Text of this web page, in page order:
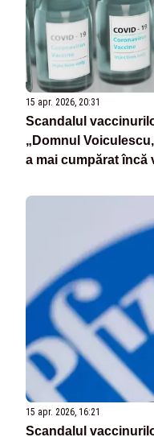
15 apr. 2026, 20:31
Scandalul
„Domnul
a mai cumpărat încă
15 apr. 2026, 16:21
Scandalul